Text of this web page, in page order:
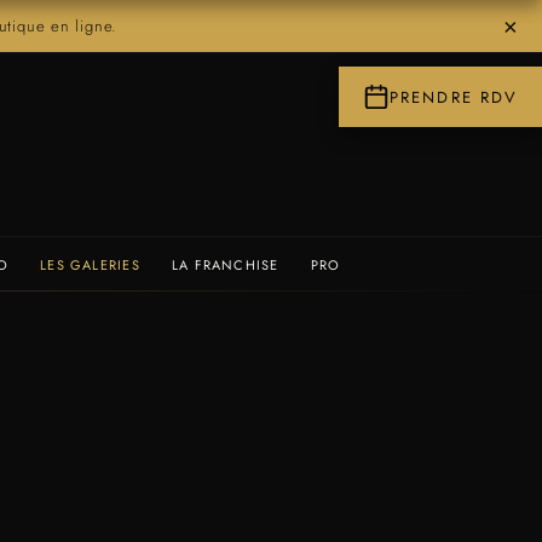
en ligne. ×
LES GALERIES LA FRANCHISE PRO
PRENDRE RDV